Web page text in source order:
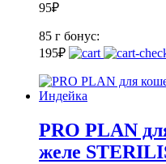
95₽
85 г бонус:
195₽
PRO PLAN
желе